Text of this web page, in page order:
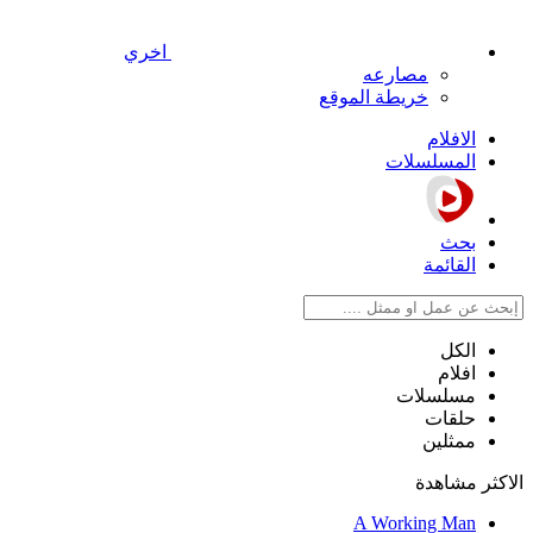
اخري
مصارعه
خريطة الموقع
الافلام
المسلسلات
بحث
القائمة
الكل
افلام
مسلسلات
حلقات
ممثلين
الاكثر مشاهدة
A Working Man